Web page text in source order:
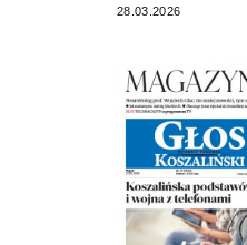
28.03.2026